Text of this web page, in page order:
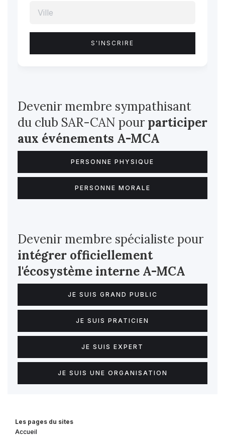
Devenir membre sympathisant
du club SAR-CAN pour participer
aux événements A-MCA
PERSONNE PHYSIQUE
PERSONNE MORALE
Devenir membre spécialiste pour
intégrer officiellement
l'écosystème interne A-MCA
JE SUIS GRAND PUBLIC
JE SUIS PRATICIEN
JE SUIS EXPERT
JE SUIS UNE ORGANISATION
Les pages du sites
Accueil